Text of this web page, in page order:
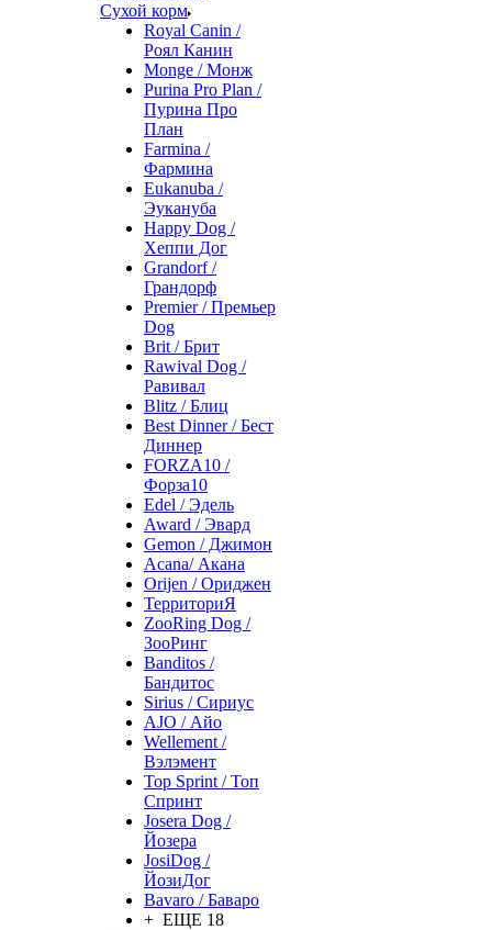
Сухой корм
Royal Canin /
Роял Канин
Monge / Монж
Purina Pro Plan /
Пурина Про
План
Farmina /
Фармина
Eukanuba /
Эукануба
Happy Dog /
Хеппи Дог
Grandorf /
Грандорф
Premier / Премьер
Dog
Brit / Брит
Rawival Dog /
Равивал
Blitz / Блиц
Best Dinner / Бест
Диннер
FORZA10 /
Форза10
Edel / Эдель
Award / Эвард
Gemon / Джимон
Acana/ Акана
Orijen / Ориджен
ТерриториЯ
ZooRing Dog /
ЗооРинг
Banditos /
Бандитос
Sirius / Сириус
AJO / Айо
Wellement /
Вэлэмент
Top Sprint / Топ
Спринт
Josera Dog /
Йозера
JosiDog /
ЙозиДог
Bavaro / Баваро
+ ЕЩЕ 18